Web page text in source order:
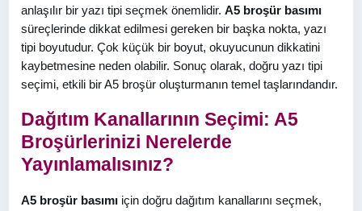
anlaşılır bir yazı tipi seçmek önemlidir. A5 broşür basımı
süreçlerinde dikkat edilmesi gereken bir başka nokta, yazı
tipi boyutudur. Çok küçük bir boyut, okuyucunun dikkatini
kaybetmesine neden olabilir. Sonuç olarak, doğru yazı tipi
seçimi, etkili bir A5 broşür oluşturmanın temel taşlarındandır.
Dağıtım Kanallarının Seçimi: A5
Broşürlerinizi Nerelerde
Yayınlamalısınız?
A5 broşür basımı için doğru dağıtım kanallarını seçmek,